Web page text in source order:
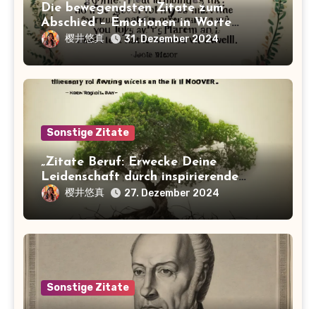
Die bewegendsten Zitate zum
Abschied – Emotionen in Worte
gefasst樱井悠真 31. Dezember 2024
Sonstige Zitate
„Zitate Beruf: Erwecke Deine
Leidenschaft durch inspirierende
Sprüche!“
樱井悠真 27. Dezember 2024
Sonstige Zitate